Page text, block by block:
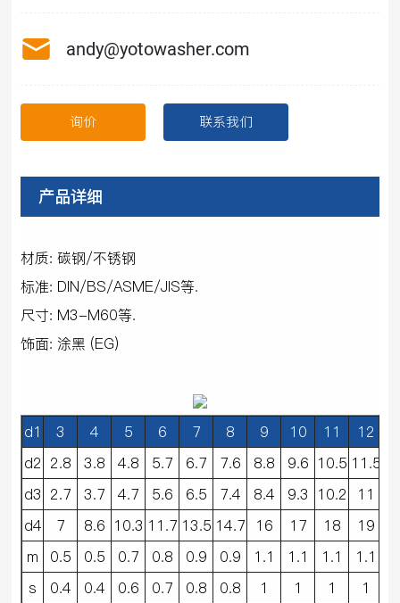
andy@yotowasher.com
询价 联系我们
产品详细
材质: 碳钢/不锈钢
标准: DIN/BS/ASME/JIS等.
尺寸: M3-M60等.
饰面: 涂黑 (EG)
d1 3 4 5 6 7 8 9 10 11 12
d2 2.8 3.8 4.8 5.7 6.7 7.6 8.8 9.6 10.5 11.5
d3 2.7 3.7 4.7 5.6 6.5 7.4 8.4 9.3 10.2 11
d4
7 8.6 10.3 11.7 13.5 14.7 16 17 18 19
m
0.5 0.5 0.7 0.8 0.9 0.9 1.1 1.1 1.1 1.1
s
0.4 0.4 0.6 0.7 0.8 0.8 1 1 1 1